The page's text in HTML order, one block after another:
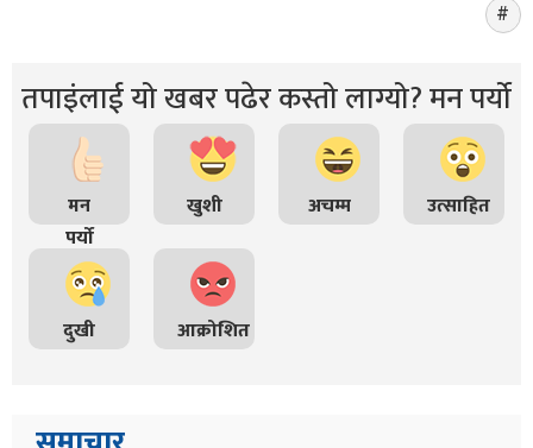
तपाइंलाई यो खबर पढेर कस्तो लाग्यो? मन पर्यो
मन
पर्यो
खुशी अचम्म उत्साहित
दुखी आक्रोशित